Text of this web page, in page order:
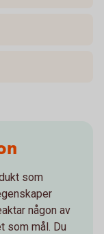
som
någon av
som mål. Du